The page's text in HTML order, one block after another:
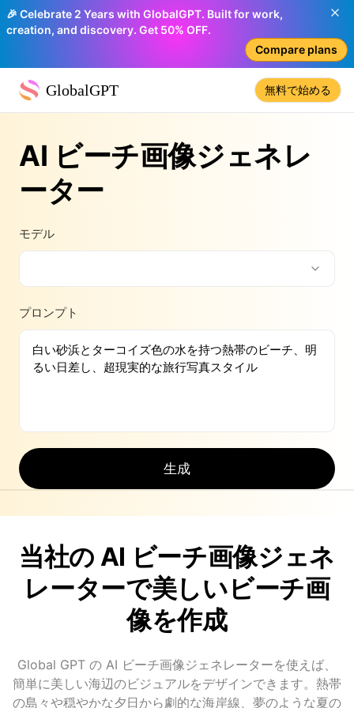
🎉 Celebrate 2 Years with GlobalGPT. Built for work,
creation, and discovery. Get 50% OFF.
Compare plans
GlobalGPT 無料で始める
AI ビーチ画像ジェネレ
ーター
モデル
プロンプト
生成
当社の AI ビーチ画像ジェネ
レーターで美しいビーチ画
像を作成
Global GPT の AI ビーチ画像ジェネレーターを使えば、
簡単に美しい海辺のビジュアルをデザインできます。熱帯
の島々や穏やかな夕日から劇的な海岸線、夢のような夏の